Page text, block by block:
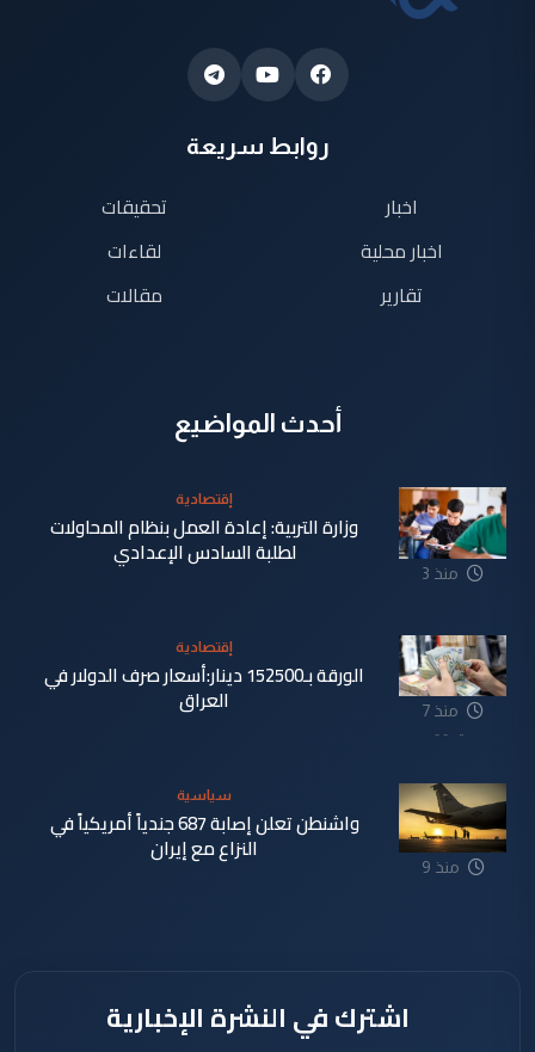
روابط سريعة
اخبار
اخبار محلية
تقارير
تحقيقات
لقاءات
مقالات
أحدث المواضيع
منذ 3
إقتصادية
وزارة التربية: إعادة العمل بنظام المحاولات
لطلبة السادس الإعدادي
منذ 7
دقيقة
إقتصادية
الورقة بـ152500 دينار:أسعار صرف الدولار في
العراق
منذ 9
سياسية
واشنطن تعلن إصابة 687 جندياً أمريكياً في
النزاع مع إيران
اشترك في النشرة الإخبارية